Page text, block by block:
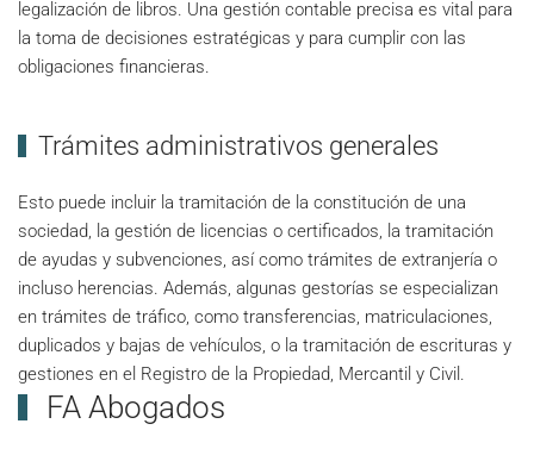
legalización de libros. Una gestión contable precisa es vital para
la toma de decisiones estratégicas y para cumplir con las
obligaciones financieras.
Trámites administrativos generales
Esto puede incluir la tramitación de la constitución de una
sociedad, la gestión de licencias o certificados, la tramitación
de ayudas y subvenciones, así como trámites de extranjería o
incluso herencias. Además, algunas gestorías se especializan
en trámites de tráfico, como transferencias, matriculaciones,
duplicados y bajas de vehículos, o la tramitación de escrituras y
gestiones en el Registro de la Propiedad, Mercantil y Civil.
FA Abogados